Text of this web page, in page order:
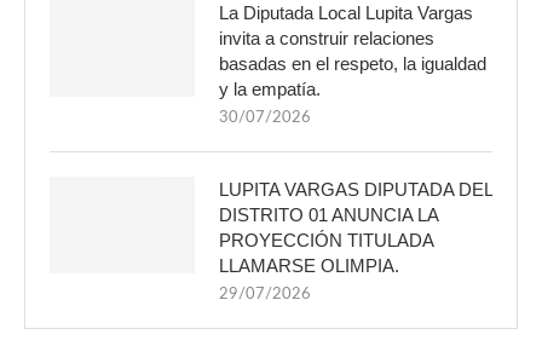
La Diputada Local Lupita Vargas
invita a construir relaciones
basadas en el respeto, la igualdad
y la empatía.
30/07/2026
LUPITA VARGAS DIPUTADA DEL
DISTRITO 01 ANUNCIA LA
PROYECCIÓN TITULADA
LLAMARSE OLIMPIA.
29/07/2026